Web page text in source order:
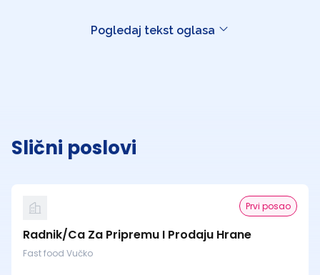
Pogledaj tekst oglasa
Slični poslovi
Prvi posao
Radnik/Ca Za Pripremu I Prodaju Hrane
Fast food Vučko